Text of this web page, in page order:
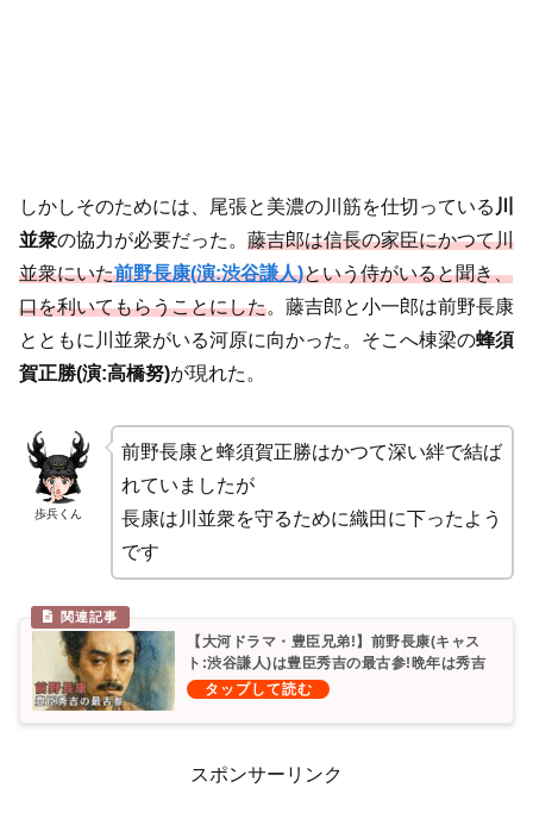
しかしそのためには、尾張と美濃の川筋を仕切っている 川
並衆の協力が必要だった。 藤吉郎は信長の家臣にかつて川
並衆にいた前野長康(演:渋谷謙人)という侍がいると聞き、
口を利いてもらうことにした。藤吉郎と小一郎は前野長康
とともに川並衆がいる河原に向かった。そこへ棟梁の蜂須
賀正勝(演:高橋努)が現れた。
歩兵くん
前野長康と蜂須賀正勝はかつて深い絆で結ば
れていましたが
長康は川並衆を守るために織田に下ったよう
です
【大河ドラマ・豊臣兄弟!】前野長康(キャス
ト:渋谷謙人)は豊臣秀吉の最古参!晩年は秀吉
に嫌われた?
スポンサーリンク